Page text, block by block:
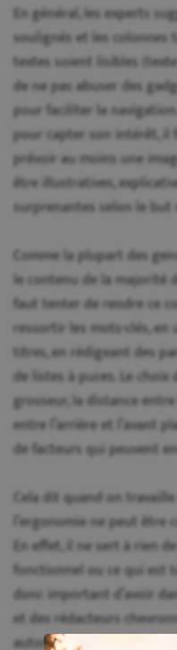
En général, les experts
soulignés et les colonnes
textes soient lisibles
de ne pas abuser des
pour faciliter la
pour capter son intérêt,
prévoir au moins une
être illustratives,
surprenantes selon le but
Comme la plupart des
le contenu de la majorité
faut tenter de rendre ce
ressortir les mots-clés,
titres, en rédigeant des
de listes à puces. Le
grosseur, la distance
entre l’arrière et l’avant
de facteurs qui peuvent
Cela dit quand on
l’ergonomie ne peut être
En effet, il ne sert à rien
fonctionnel ou ce qui est
donc important d’avoir
et des rédacteurs
autonomes ou ceux qui